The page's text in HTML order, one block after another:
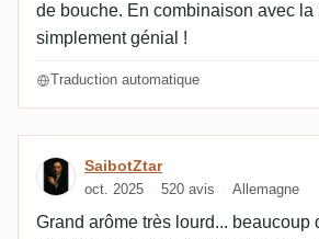
de bouche. En combinaison avec la
simplement génial !
Traduction automatique
Avis de SaibotZtar
SaibotZtar
oct. 2025 520 avis Allemagne
Grand arôme très lourd... beaucoup